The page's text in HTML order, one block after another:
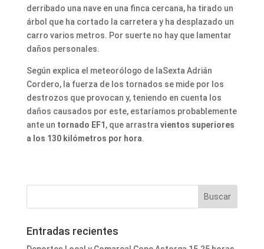
derribado una nave en una finca cercana, ha tirado un
árbol que ha cortado la carretera y ha desplazado un
carro varios metros. Por suerte no hay que lamentar
daños personales.
Según explica el meteorólogo de laSexta Adrián
Cordero, la fuerza de los tornados se mide por los
destrozos que provocan y, teniendo en cuenta los
daños causados por este, estaríamos probablemente
ante un tornado EF1 , que arrastra vientos superiores
a los 130 kilómetros por hora.
Entradas recientes